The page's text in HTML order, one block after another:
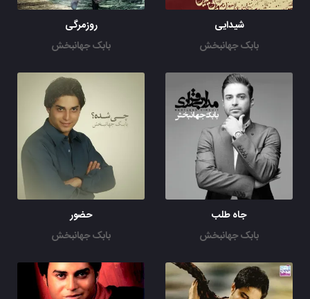
شیدایی
بابک جهانبخش
روزمرگی
بابک جهانبخش
جاه طلب
بابک جهانبخش
حضور
بابک جهانبخش